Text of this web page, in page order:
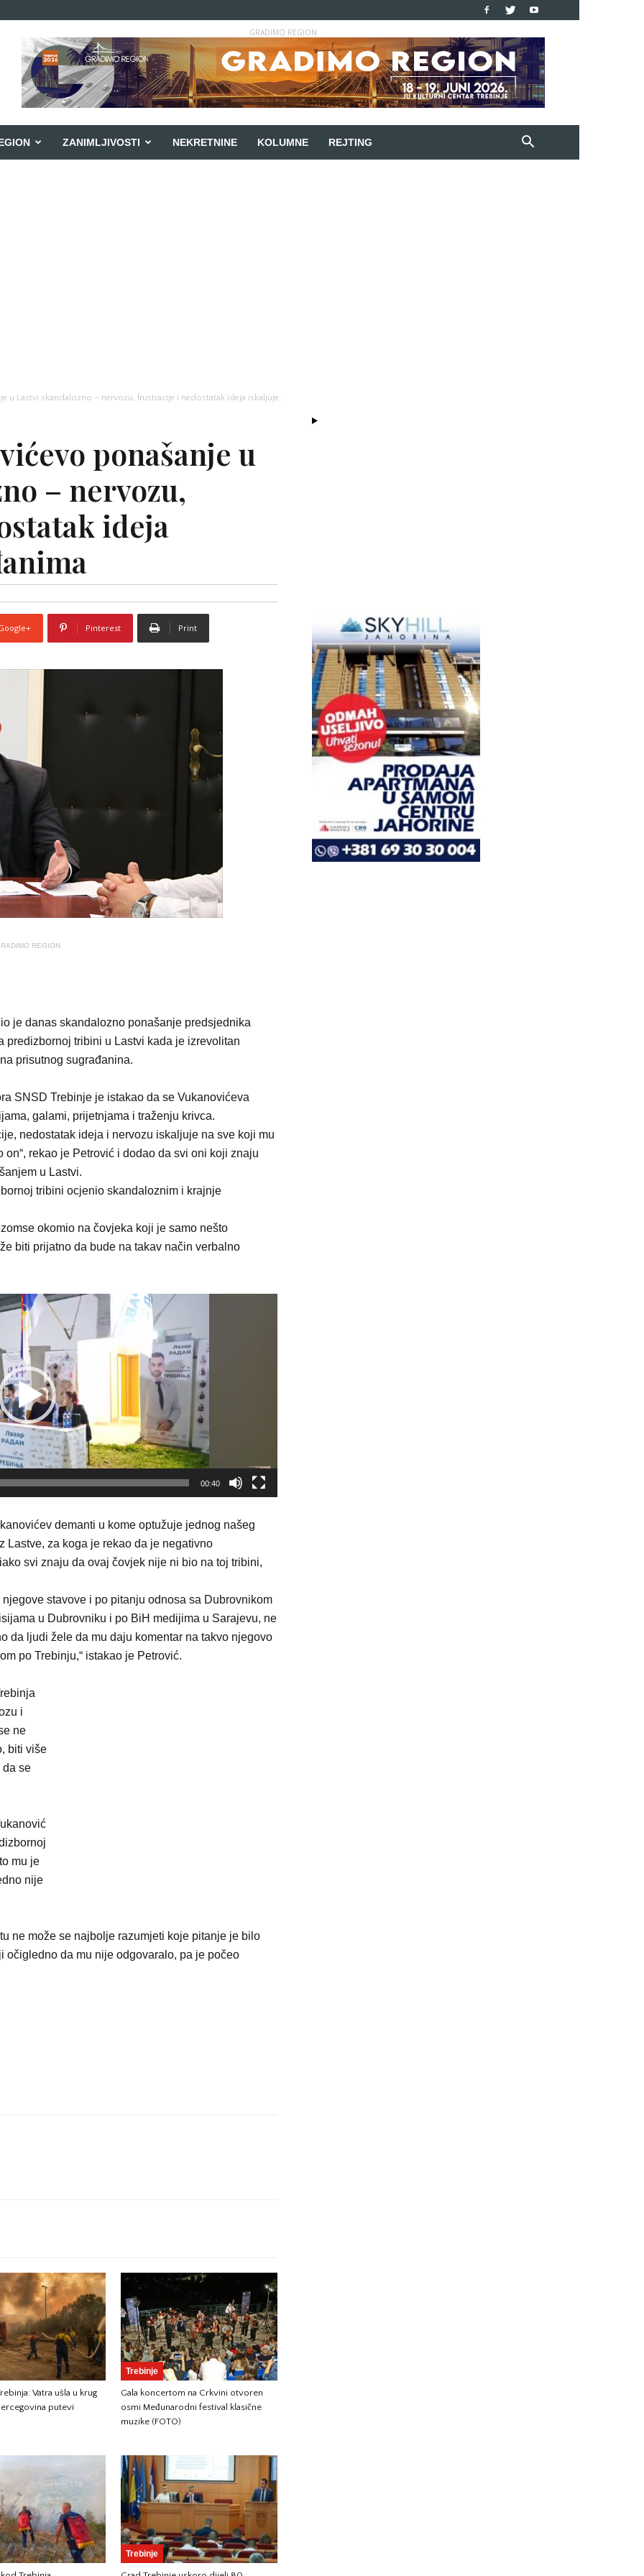
GRADIMO REGION
ZANIMLJIVOSTI NEKRETNINE KOLUMNE REJTING
u Lastvi skandalozno – nervozu, frustracije i nedostatak ideja iskaljuje...
ponašanje u
– nervozu,
ideja
Pinterest Print
REGION
je danas skandalozno ponašanje predsjednika
predizbornoj tribini u Lastvi kada je izrevolitan
prisutnog sugrađanina.
SNSD Trebinje je istakao da se Vukanovićeva
galami, prijetnjama i traženju krivca.
nedostatak ideja i nervozu iskaljuje na sve koji mu
rekao je Petrović i dodao da svi oni koji znaju
u Lastvi.
tribini ocjenio skandaloznim i krajnje
okomio na čovjeka koji je samo nešto
biti prijatno da bude na takav način verbalno
00:40
demanti u kome optužuje jednog našeg
za koga je rekao da je negativno
svi znaju da ovaj čovjek nije ni bio na toj tribini,
stavove i po pitanju odnosa sa Dubrovnikom
u Dubrovniku i po BiH medijima u Sarajevu, ne
da ljudi žele da mu daju komentar na takvo njegovo
po Trebinju,“ istakao je Petrović.
i
ne
biti više
da se
mu je
nije
ne može se najbolje razumjeti koje pitanje je bilo
da mu nije odgovaralo, pa je počeo
Vatra ušla u krug
putevi
Trebinje
Gala koncertom na Crkvini otvoren
osmi Međunarodni festival klasične
muzike (FOTO)
Trebinje